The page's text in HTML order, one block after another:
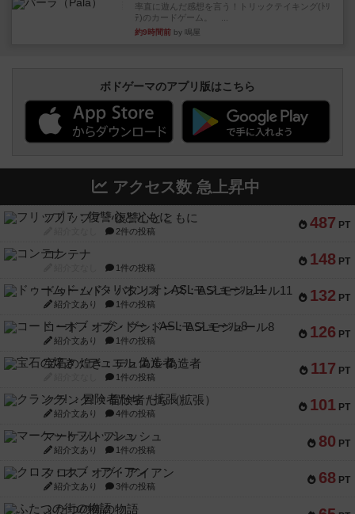
率直に遊んだ感想を言う！トリックテイキング(ﾄﾘ
ﾃ)のカードゲーム。 ...
約9時間前 by 鳴屋
ボドゲーマのアプリ版はこちら
アクセス数 急上昇中
487 PT
フリップ７：復讐心とともに
2件の投稿
148 PT
コンテナ
1件の投稿
132 PT
ドゥームド・バタリオンズ：ASLモジュール11
紹介文あり 1件の投稿
126 PT
コード・オブ・ブシドー：ASLモジュール8
紹介文あり 1件の投稿
117 PT
宝石の煌き：デュエル 偽造者
1件の投稿
101 PT
クランク! ：冒険者たち（拡張）
紹介文あり 4件の投稿
80 PT
マーケットフレッシュ
紹介文あり 1件の投稿
68 PT
クロス・オブ・アイアン
紹介文あり 3件の投稿
ふたつの街の物語